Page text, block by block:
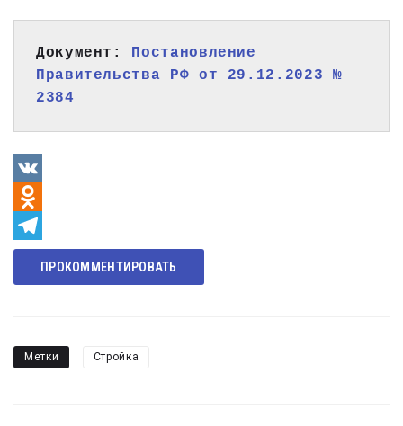
Документ: Постановление
Правительства РФ от 29.12.2023 №
2384
VK
Odnoklassniki
Telegram
ПРОКОММЕНТИРОВАТЬ
Метки Стройка